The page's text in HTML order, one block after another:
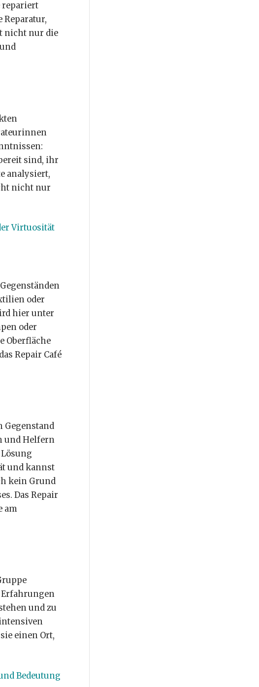
repariert
nicht nur die
sind, ihr
analysiert,
nicht nur
Virtuosität
oder
hier unter
oder
Oberfläche
Repair Café
Gegenstand
und Helfern
und kannst
kein Grund
Das Repair
am
und zu
einen Ort,
Bedeutung